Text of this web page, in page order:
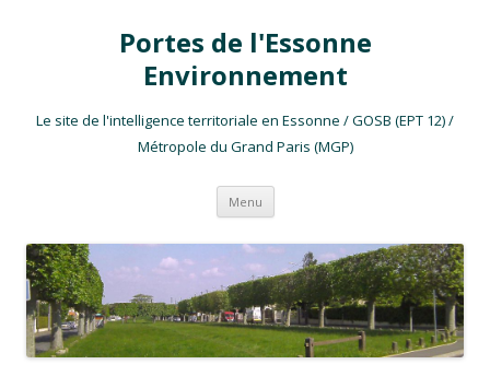
Portes de l'Essonne
Environnement
Le site de l'intelligence territoriale en Essonne / GOSB (EPT 12) /
Métropole du Grand Paris (MGP)
Menu Aller au contenu